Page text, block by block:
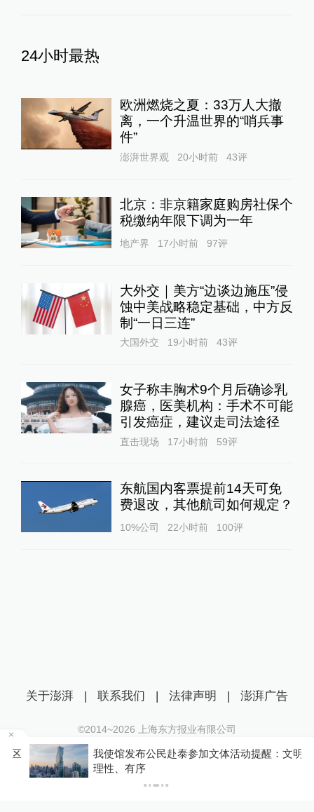
24小时最热
欧洲燃烧之夏：33万人大撤
离，一个升温世界的“哨兵事
件”
澎湃世界观 20小时前 43评
北京：非京籍家庭购房社保个
税缴纳年限下调为一年
地产界 17小时前 97评
大外交｜美方“边谈边施压”侵
蚀中美战略稳定基础，中方反
制“一日三连”
大国外交 19小时前 43评
女子称丰胸术9个月后确诊乳
腺癌，医美机构：手术不可能
引发癌症，建议走司法途径
直击现场 17小时前 59评
东航国内客票提前14天可免
费退改，其他航司如何规定？
10%公司 22小时前 100评
我使馆发布公民赴泰参加文体活动提醒：文明、
理性、有序
关于澎湃 | 联系我们 | 法律声明 | 澎湃广告
©2014~2026 上海东方报业有限公司
沪ICP证：沪B2-20170116 | 沪ICP备14003370号
互联网新闻信息服务许可证：31120170006
沪公网安备 31010602000299号